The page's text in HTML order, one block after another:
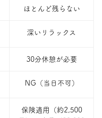
ほとんど残らない
深いリラックス
30分休憩が必要
NG（当日不可）
保険適用（約2,500